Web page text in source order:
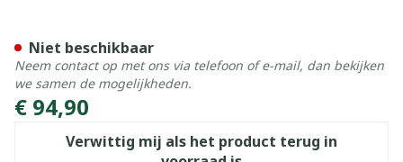
€ 94,90
Verwittig mij als het product terug in
Niet beschikbaar
Neem contact op met ons via telefoon of e-mail, dan bekijken
we samen de mogelijkheden.